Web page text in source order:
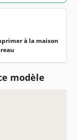
à la maison
modèle